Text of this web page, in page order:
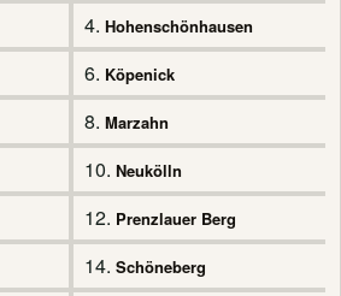
4. Hohenschönhausen
6. Köpenick
8. Marzahn
10. Neukölln
12. Prenzlauer Berg
14. Schöneberg